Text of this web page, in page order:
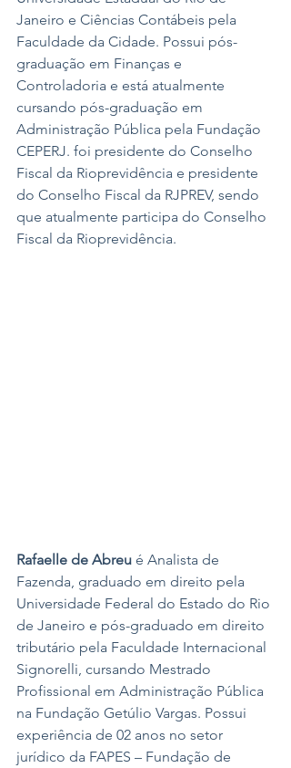
Janeiro e Ciências Contábeis pela
Faculdade da Cidade. Possui pós-
graduação em Finanças e
Controladoria e está atualmente
cursando pós-graduação em
Administração Pública pela Fundação
CEPERJ. foi presidente do Conselho
Fiscal da Rioprevidência e presidente
do Conselho Fiscal da RJPREV, sendo
que atualmente participa do Conselho
Fiscal da Rioprevidência.
Rafaelle de Abreu é Analista de
Fazenda, graduado em direito pela
Universidade Federal do Estado do Rio
de Janeiro e pós-graduado em direito
tributário pela Faculdade Internacional
Signorelli, cursando Mestrado
Profissional em Administração Pública
na Fundação Getúlio Vargas. Possui
experiência de 02 anos no setor
jurídico da FAPES – Fundação de